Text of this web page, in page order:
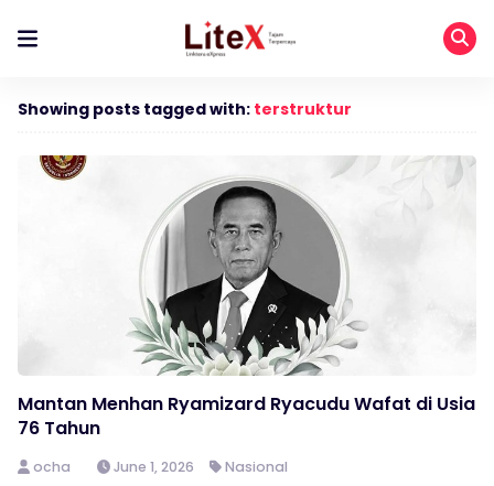
Showing posts tagged with: terstruktur
Mantan Menhan Ryamizard Ryacudu Wafat di Usia
76 Tahun
ocha June 1, 2026 Nasional